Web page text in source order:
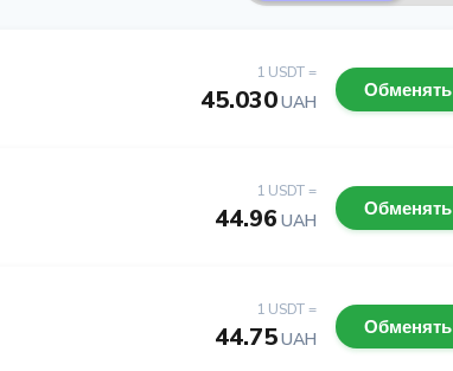
1 USDT =
45.030UAH
Обменять
1 USDT =
44.96 UAH
Обменять
1 USDT =
44.75UAH
Обменять